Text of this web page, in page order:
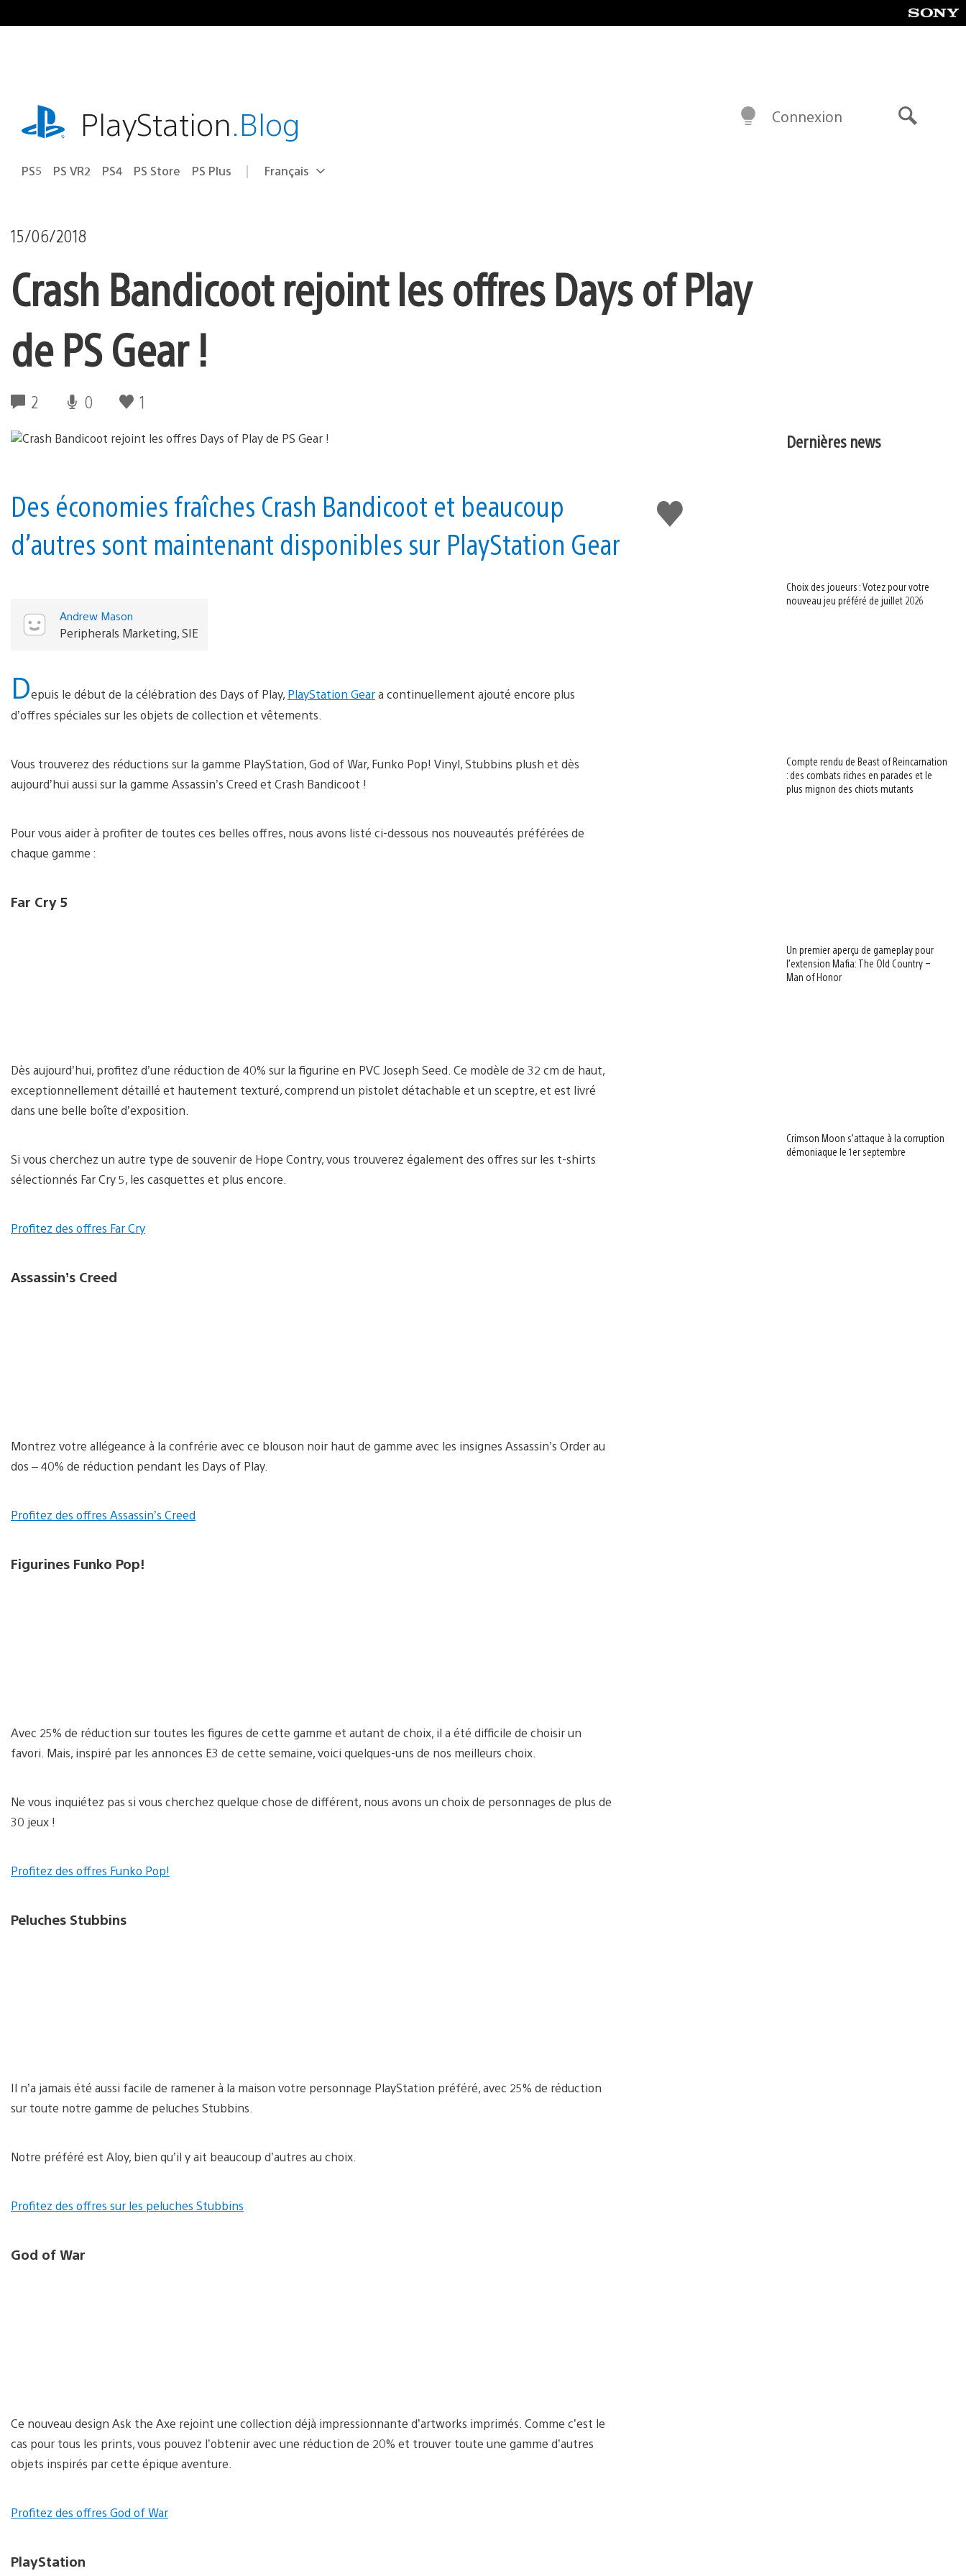
au
playstation.comPlayStation.Blog
PS5 PS VR2 PS4 PS Store PS Plus Choisir
Région
Français
Connexion
15/06/2018
Crash Bandicoot rejoint les offres Days of Play
de PS Gear !
2 0 1
J'aime
Des économies fraîches Crash Bandicoot et beaucoup
d’autres sont maintenant disponibles sur PlayStation Gear
Andrew Mason
Peripherals Marketing, SIE
Depuis le début de la célébration des Days of Play, PlayStation Geara continuellement ajouté encore plus
d’offres spéciales sur les objets de collection et vêtements.
Vous trouverez des réductions sur la gamme PlayStation, God of War, Funko Pop! Vinyl, Stubbins plush et dès
aujourd’hui aussi sur la gamme Assassin’s Creed et Crash Bandicoot !
Pour vous aider à profiter de toutes ces belles offres, nous avons listé ci-dessous nos nouveautés préférées de
chaque gamme :
Far Cry 5
Dès aujourd’hui, profitez d’une réduction de 40% sur la figurine en PVC Joseph Seed. Ce modèle de 32 cm de haut,
exceptionnellement détaillé et hautement texturé, comprend un pistolet détachable et un sceptre, et est livré
dans une belle boîte d’exposition.
Si vous cherchez un autre type de souvenir de Hope Contry, vous trouverez également des offres sur les t-shirts
sélectionnés Far Cry 5, les casquettes et plus encore.
Profitez des offres Far Cry
Assassin’s Creed
Montrez votre allégeance à la confrérie avec ce blouson noir haut de gamme avec les insignes Assassin’s Order au
dos – 40% de réduction pendant les Days of Play.
Profitez des offres Assassin’s Creed
Figurines Funko Pop!
Avec 25% de réduction sur toutes les figures de cette gamme et autant de choix, il a été difficile de choisir un
favori. Mais, inspiré par les annonces E3 de cette semaine, voici quelques-uns de nos meilleurs choix.
Ne vous inquiétez pas si vous cherchez quelque chose de différent, nous avons un choix de personnages de plus de
30 jeux !
Profitez des offres Funko Pop!
Peluches Stubbins
Il n’a jamais été aussi facile de ramener à la maison votre personnage PlayStation préféré, avec 25% de réduction
sur toute notre gamme de peluches Stubbins.
Notre préféré est Aloy, bien qu’il y ait beaucoup d’autres au choix.
Profitez des offres sur les peluches Stubbins
God of War
Ce nouveau design Ask the Axe rejoint une collection déjà impressionnante d’artworks imprimés. Comme c’est le
cas pour tous les prints, vous pouvez l’obtenir avec une réduction de 20% et trouver toute une gamme d’autres
objets inspirés par cette épique aventure.
Profitez des offres God of War
PlayStation
Dernières news
Choix des joueurs : Votez pour votre
nouveau jeu préféré de juillet 2026
Compte rendu de Beast of Reincarnation
: des combats riches en parades et le
plus mignon des chiots mutants
Un premier aperçu de gameplay pour
l’extension Mafia: The Old Country –
Man of Honor
Crimson Moon s’attaque à la corruption
démoniaque le 1er septembre